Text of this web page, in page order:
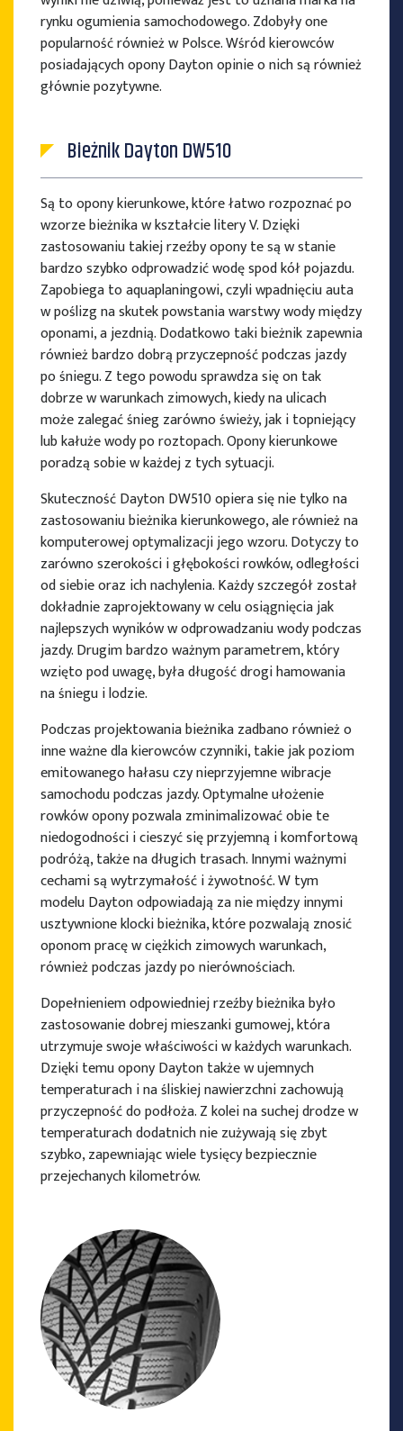
rynku ogumienia samochodowego. Zdobyły one
popularność również w Polsce. Wśród kierowców
posiadających opony Dayton opinie o nich są również
głównie pozytywne.
Bieżnik Dayton DW510
Są to opony kierunkowe, które łatwo rozpoznać po
wzorze bieżnika w kształcie litery V. Dzięki
zastosowaniu takiej rzeźby opony te są w stanie
bardzo szybko odprowadzić wodę spod kół pojazdu.
Zapobiega to aquaplaningowi, czyli wpadnięciu auta
w poślizg na skutek powstania warstwy wody między
oponami, a jezdnią. Dodatkowo taki bieżnik zapewnia
również bardzo dobrą przyczepność podczas jazdy
po śniegu. Z tego powodu sprawdza się on tak
dobrze w warunkach zimowych, kiedy na ulicach
może zalegać śnieg zarówno świeży, jak i topniejący
lub kałuże wody po roztopach. Opony kierunkowe
poradzą sobie w każdej z tych sytuacji.
Skuteczność Dayton DW510 opiera się nie tylko na
zastosowaniu bieżnika kierunkowego, ale również na
komputerowej optymalizacji jego wzoru. Dotyczy to
zarówno szerokości i głębokości rowków, odległości
od siebie oraz ich nachylenia. Każdy szczegół został
dokładnie zaprojektowany w celu osiągnięcia jak
najlepszych wyników w odprowadzaniu wody podczas
jazdy. Drugim bardzo ważnym parametrem, który
wzięto pod uwagę, była długość drogi hamowania
na śniegu i lodzie.
Podczas projektowania bieżnika zadbano również o
inne ważne dla kierowców czynniki, takie jak poziom
emitowanego hałasu czy nieprzyjemne wibracje
samochodu podczas jazdy. Optymalne ułożenie
rowków opony pozwala zminimalizować obie te
niedogodności i cieszyć się przyjemną i komfortową
podróżą, także na długich trasach. Innymi ważnymi
cechami są wytrzymałość i żywotność. W tym
modelu Dayton odpowiadają za nie między innymi
usztywnione klocki bieżnika, które pozwalają znosić
oponom pracę w ciężkich zimowych warunkach,
również podczas jazdy po nierównościach.
Dopełnieniem odpowiedniej rzeźby bieżnika było
zastosowanie dobrej mieszanki gumowej, która
utrzymuje swoje właściwości w każdych warunkach.
Dzięki temu opony Dayton także w ujemnych
temperaturach i na śliskiej nawierzchni zachowują
przyczepność do podłoża. Z kolei na suchej drodze w
temperaturach dodatnich nie zużywają się zbyt
szybko, zapewniając wiele tysięcy bezpiecznie
przejechanych kilometrów.